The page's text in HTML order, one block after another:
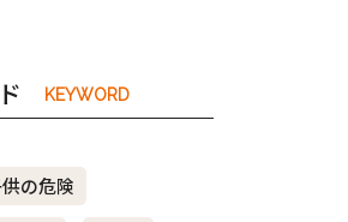
KEYWORD
の危険